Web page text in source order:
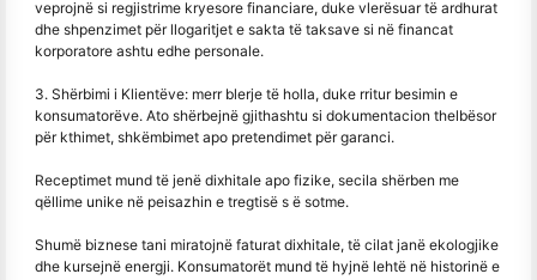
veprojnë si regjistrime kryesore financiare, duke vlerësuar të ardhurat
dhe shpenzimet për llogaritjet e sakta të taksave si në financat
korporatore ashtu edhe personale.
3. Shërbimi i Klientëve: merr blerje të holla, duke rritur besimin e
konsumatorëve. Ato shërbejnë gjithashtu si dokumentacion thelbësor
për kthimet, shkëmbimet apo pretendimet për garanci.
Receptimet mund të jenë dixhitale apo fizike, secila shërben me
qëllime unike në peisazhin e tregtisë s ë sotme.
Shumë biznese tani miratojnë faturat dixhitale, të cilat janë ekologjike
dhe kursejnë energji. Konsumatorët mund të hyjnë lehtë në historinë e